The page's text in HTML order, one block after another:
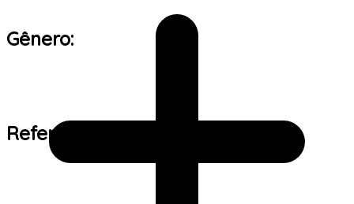
Gênero:
Referência de tamanho: